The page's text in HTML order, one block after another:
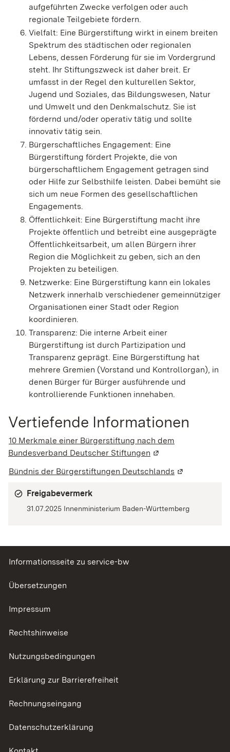
aufgeführten Zwecke verfolgen oder auch
regionale Teilgebiete fördern.
Vielfalt: Eine Bürgerstiftung wirkt in einem breiten
Spektrum des städtischen oder regionalen
Lebens, dessen Förderung für sie im Vordergrund
steht. Ihr Stiftungszweck ist daher breit. Er
umfasst in der Regel den kulturellen Sektor,
Jugend und Soziales, das Bildungswesen, Natur
und Umwelt und den Denkmalschutz. Sie ist
fördernd und/oder operativ tätig und sollte
innovativ tätig sein.
Bürgerschaftliches Engagement: Eine
Bürgerstiftung fördert Projekte, die von
bürgerschaftlichem Engagement getragen sind
oder Hilfe zur Selbsthilfe leisten. Dabei bemüht sie
sich um neue Formen des gesellschaftlichen
Engagements.
Öffentlichkeit: Eine Bürgerstiftung macht ihre
Projekte öffentlich und betreibt eine ausgeprägte
Öffentlichkeitsarbeit, um allen Bürgern ihrer
Region die Möglichkeit zu geben, sich an den
Projekten zu beteiligen.
Netzwerke: Eine Bürgerstiftung kann ein lokales
Netzwerk innerhalb verschiedener gemeinnütziger
Organisationen einer Stadt oder Region
koordinieren.
Transparenz: Die interne Arbeit einer
Bürgerstiftung ist durch Partizipation und
Transparenz geprägt. Eine Bürgerstiftung hat
mehrere Gremien (Vorstand und Kontrollorgan), in
denen Bürger für Bürger ausführende und
kontrollierende Funktionen innehaben.
Vertiefende Informationen
10 Merkmale einer Bürgerstiftung nach dem
Bundesverband Deutscher Stiftungen (Wird in einem
Bündnis der Bürgerstiftungen Deutschlands (Wird in
Freigabevermerk
31.07.2025 Innenministerium Baden-Württemberg
Informationsseite zu service-bw
Übersetzungen
Impressum
Rechtshinweise
Nutzungsbedingungen
Erklärung zur Barrierefreiheit
Rechnungseingang
Datenschutzerklärung